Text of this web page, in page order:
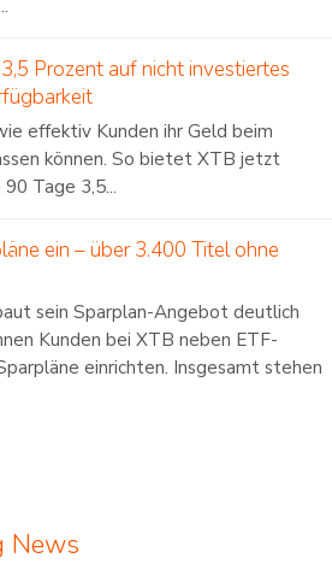
Prozent auf nicht investiertes
effektiv Kunden ihr Geld beim
können. So bietet XTB jetzt
Tage 3,5...
ein – über 3.400 Titel ohne
sein Sparplan-Angebot deutlich
Kunden bei XTB neben ETF-
einrichten. Insgesamt stehen
News